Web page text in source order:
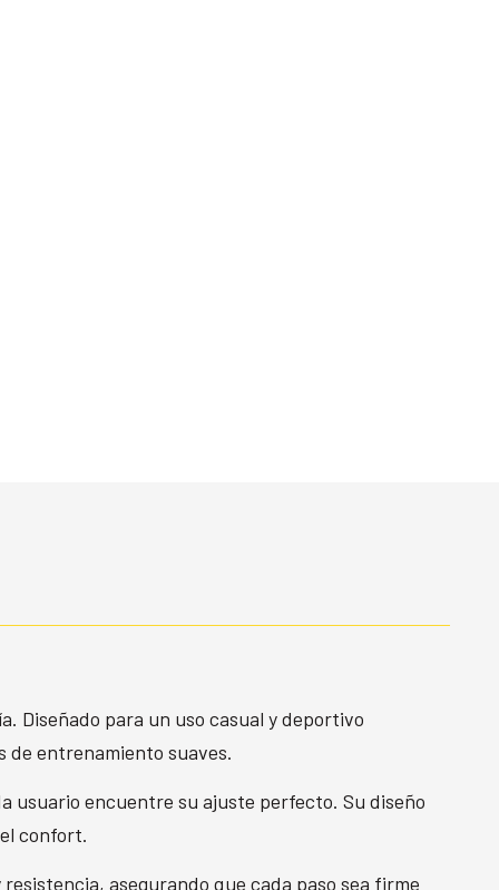
Diseñado para un uso casual y deportivo
de entrenamiento suaves.
usuario encuentre su ajuste perfecto. Su diseño
confort.
asegurando que cada paso sea firme